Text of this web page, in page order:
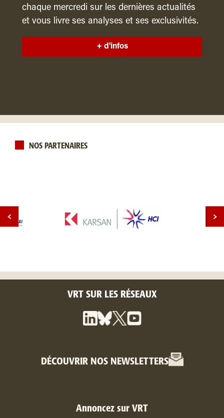
chaque mercredi sur les dernières actualités
et vous livre ses analyses et ses exclusivités.
+ d'infos
NOS PARTENAIRES
VRT SUR LES RÉSEAUX
DÉCOUVRIR NOS NEWSLETTERS
Annoncez sur VRT